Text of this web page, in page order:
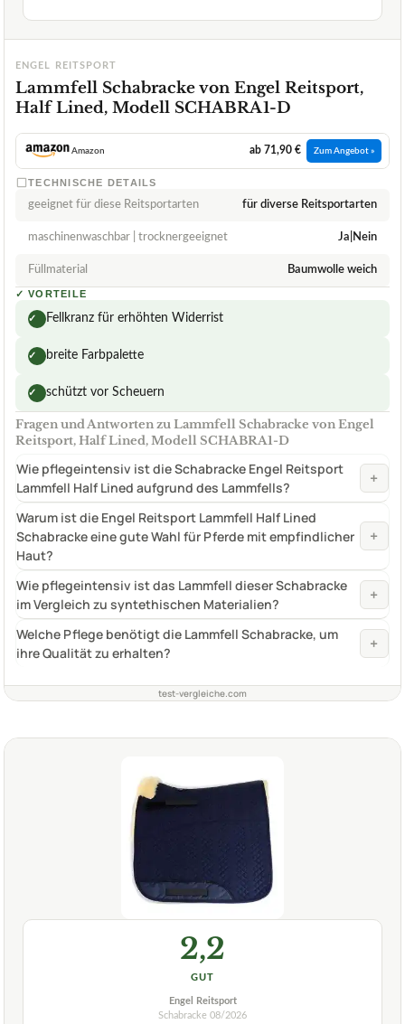
ENGEL REITSPORT
Lammfell Schabracke von Engel Reitsport,
Half Lined, Modell SCHABRA1-D
Amazon ab 71,90 € Zum Angebot »
TECHNISCHE DETAILS
geeignet für diese Reitsportarten für diverse Reitsportarten
maschinenwaschbar | trocknergeeignet Ja|Nein
Füllmaterial Baumwolle weich
✓ VORTEILE
✓ Fellkranz für erhöhten Widerrist
✓ breite Farbpalette
✓ schützt vor Scheuern
Fragen und Antworten zu Lammfell Schabracke von Engel
Reitsport, Half Lined, Modell SCHABRA1-D
Wie pflegeintensiv ist die Schabracke Engel Reitsport
Lammfell Half Lined aufgrund des Lammfells?
+
Warum ist die Engel Reitsport Lammfell Half Lined
Schabracke eine gute Wahl für Pferde mit empfindlicher
Haut?
+
Wie pflegeintensiv ist das Lammfell dieser Schabracke
im Vergleich zu syntethischen Materialien?
+
Welche Pflege benötigt die Lammfell Schabracke, um
ihre Qualität zu erhalten?
+
test-vergleiche.com
2,2
GUT
Engel Reitsport
Schabracke 08/2026